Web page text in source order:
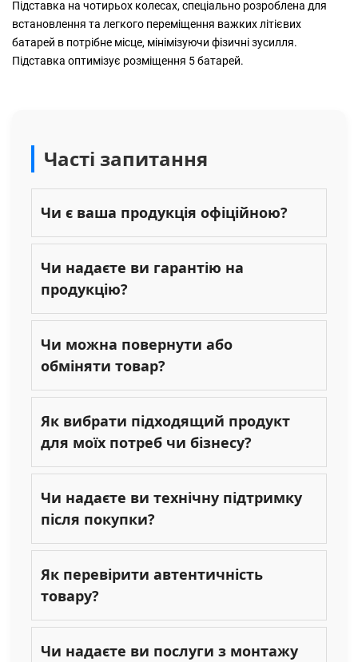
Підставка на чотирьох колесах, спеціально розроблена для
встановлення та легкого переміщення важких літієвих
батарей в потрібне місце, мінімізуючи фізичні зусилля.
Підставка оптимізує розміщення 5 батарей.
Часті запитання
Чи є ваша продукція офіційною?
Чи надаєте ви гарантію на
продукцію?
Чи можна повернути або
обміняти товар?
Як вибрати підходящий продукт
для моїх потреб чи бізнесу?
Чи надаєте ви технічну підтримку
після покупки?
Як перевірити автентичність
товару?
Чи надаєте ви послуги з монтажу